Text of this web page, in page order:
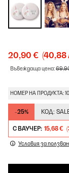
20,90 € (40,88
Въвеждаща цена:
НОМЕР НА ПРОДУКТА:
-25% КОД:
С ВАУЧЕР: 15,68 €
Условия за